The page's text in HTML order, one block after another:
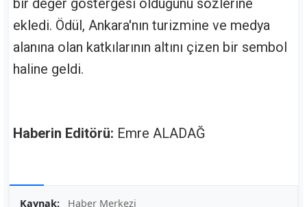
bir değer göstergesi olduğunu sözlerine
ekledi. Ödül, Ankara'nın turizmine ve medya
alanına olan katkılarının altını çizen bir sembol
haline geldi.
Haberin Editörü: Emre ALADAĞ
Kaynak: Haber Merkezi